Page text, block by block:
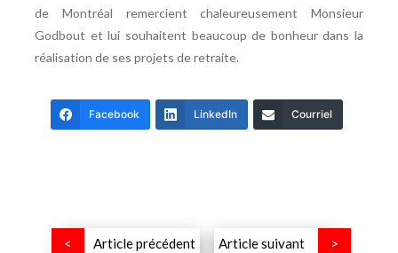
de Montréal remercient chaleureusement Monsieur
Godbout et lui souhaitent beaucoup de bonheur dans la
réalisation de ses projets de retraite.
Facebook LinkedIn Courriel
Article précédent Article suivant